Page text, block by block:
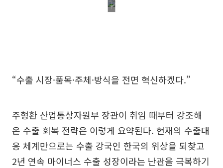
“수출 시장·품목·주체·방식을 전면 혁신하겠다.”
주형환 산업통상자원부 장관이 취임 때부터 강조해
온 수출 회복 전략은 이렇게 요약된다. 현재의 수출대
응 체계만으로는 수출 강국인 한국의 위상을 되찾고
2년 연속 마이너스 수출 성장이라는 난관을 극복하기